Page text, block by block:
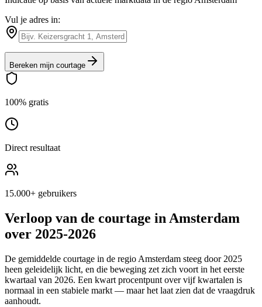
Vul je adres in:
Bereken mijn courtage
100% gratis
Direct resultaat
15.000+ gebruikers
Verloop van de courtage in Amsterdam
over 2025-2026
De gemiddelde courtage in de regio Amsterdam steeg door 2025
heen geleidelijk licht, en die beweging zet zich voort in het eerste
kwartaal van 2026. Een kwart procentpunt over vijf kwartalen is
normaal in een stabiele markt — maar het laat zien dat de vraagdruk
aanhoudt.